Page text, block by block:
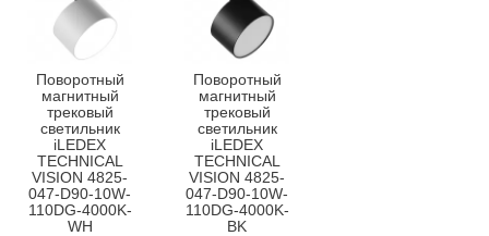
Поворотный
магнитный
трековый
светильник
iLEDEX
TECHNICAL
VISION 4825-
047-D90-10W-
110DG-4000K-
WH
Поворотный
магнитный
трековый
светильник
iLEDEX
TECHNICAL
VISION 4825-
047-D90-10W-
110DG-4000K-
BK